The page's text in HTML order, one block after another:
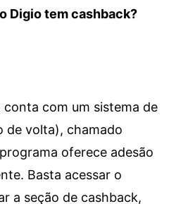
Digio tem cashback?
conta com um sistema de
de volta), chamado
oferece adesão
Basta acessar o
a seção de cashback,